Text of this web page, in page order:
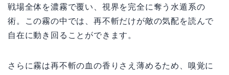
戦場全体を濃霧で覆い、視界を完全に奪う水遁系の
術。この霧の中では、再不斬だけが敵の気配を読んで
自在に動き回ることができます。
さらに霧は再不斬の血の香りさえ薄めるため、嗅覚に